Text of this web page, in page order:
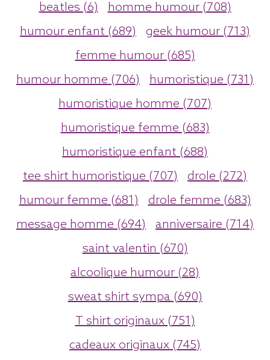
beatles (6)
homme humour (708)
humour enfant (689)
geek humour (713)
femme humour (685)
humour homme (706)
humoristique (731)
humoristique homme (707)
humoristique femme (683)
humoristique enfant (688)
tee shirt humoristique (707)
drole (272)
humour femme (681)
drole femme (683)
message homme (694)
anniversaire (714)
saint valentin (670)
alcoolique humour (28)
sweat shirt sympa (690)
T shirt originaux (751)
cadeaux originaux (745)